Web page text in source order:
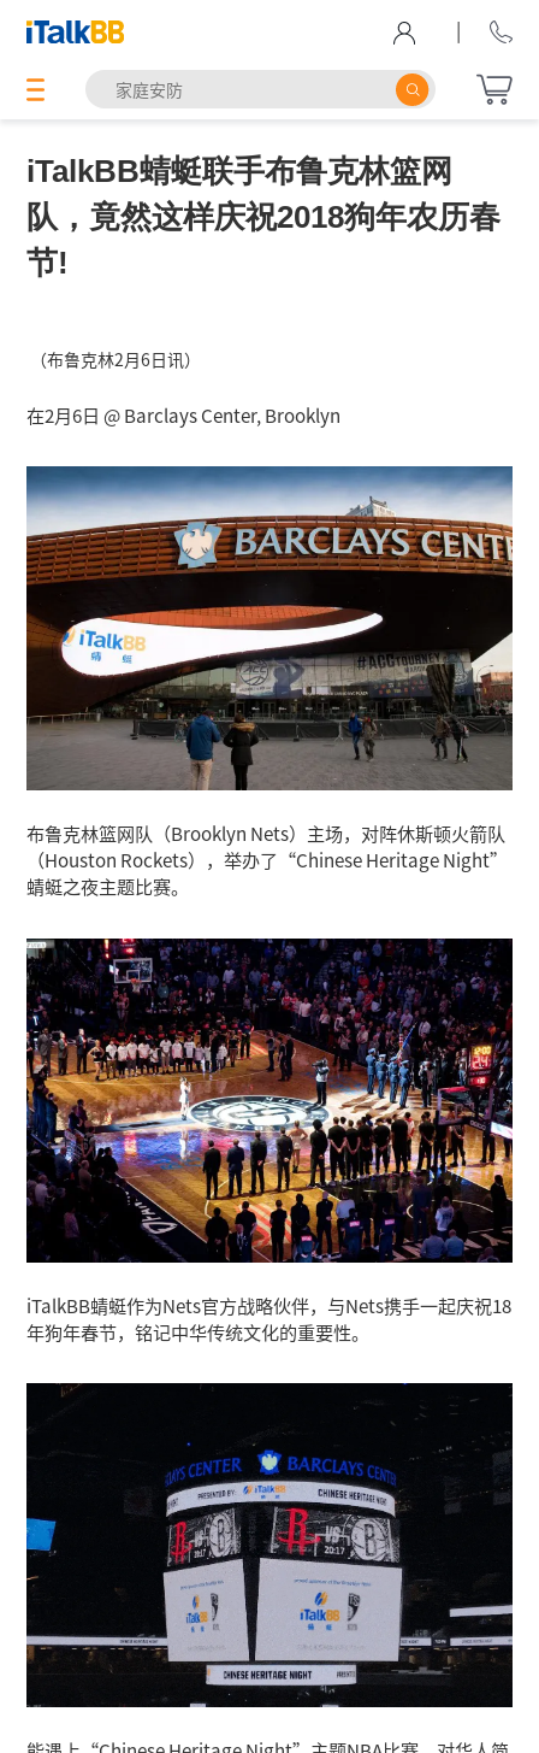
|
iTalkBB蜻蜓联手布鲁克林篮网
队，竟然这样庆祝2018狗年农历春
节!
（布鲁克林2月6日讯）
在2月6日 @ Barclays Center, Brooklyn
布鲁克林篮网队（Brooklyn Nets）主场，对阵休斯顿火箭队
（Houston Rockets），举办了“Chinese Heritage Night”
蜻蜓之夜主题比赛。
iTalkBB蜻蜓作为Nets官方战略伙伴，与Nets携手一起庆祝18
年狗年春节，铭记中华传统文化的重要性。